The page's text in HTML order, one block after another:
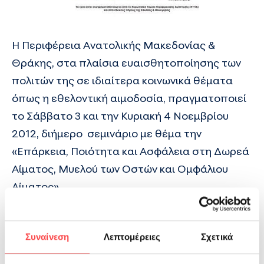
Συναίνεση Λεπτομέρειες Σχετικά
Η Περιφέρεια Ανατολικής Μακεδονίας &
Θράκης, στα πλαίσια ευαισθητοποίησης των
πολιτών της σε ιδιαίτερα κοινωνικά θέματα
όπως η εθελοντική αιμοδοσία, πραγματοποιεί
το Σάββατο 3 και την Κυριακή 4 Νοεμβρίου
2012, διήμερο σεμινάριο με θέμα την
«Επάρκεια, Ποιότητα και Ασφάλεια στη Δωρεά
Αίματος, Μυελού των Οστών και Ομφάλιου
Αίματος».
Το σεμινάριο υλοποιείται στο πλαίσιο του
έργου “Voluntary Blood Donation in Rhodope /
RHO-DONATE” το όποιο είναι ενταγμένο στο